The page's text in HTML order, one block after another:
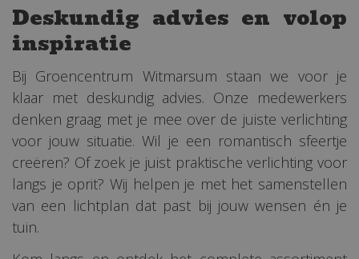
Deskundig advies en volop
inspiratie
Bij Groencentrum Witmarsum staan we voor je
klaar met deskundig advies. Onze medewerkers
denken graag met je mee over de juiste verlichting
voor jouw situatie. Wil je een romantisch sfeertje
creëren? Of zoek je juist praktische verlichting voor
langs je oprit? Wij helpen je met het samenstellen
van een lichtplan dat past bij jouw wensen én je
tuin.